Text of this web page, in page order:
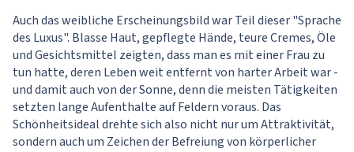
Auch das weibliche Erscheinungsbild war Teil dieser "Sprache
des Luxus". Blasse Haut, gepflegte Hände, teure Cremes, Öle
und Gesichtsmittel zeigten, dass man es mit einer Frau zu
tun hatte, deren Leben weit entfernt von harter Arbeit war -
und damit auch von der Sonne, denn die meisten Tätigkeiten
setzten lange Aufenthalte auf Feldern voraus. Das
Schönheitsideal drehte sich also nicht nur um Attraktivität,
sondern auch um Zeichen der Befreiung von körperlicher